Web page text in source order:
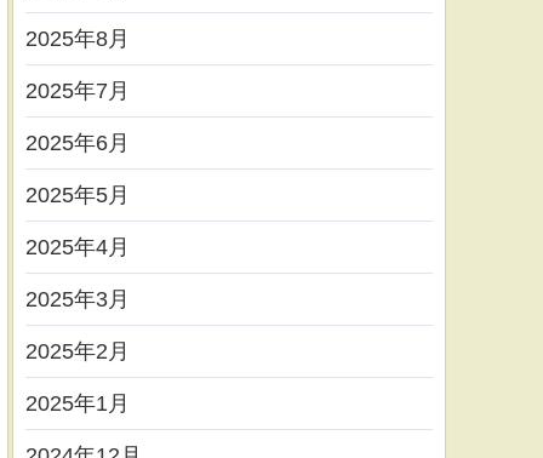
2025年8月
2025年7月
2025年6月
2025年5月
2025年4月
2025年3月
2025年2月
2025年1月